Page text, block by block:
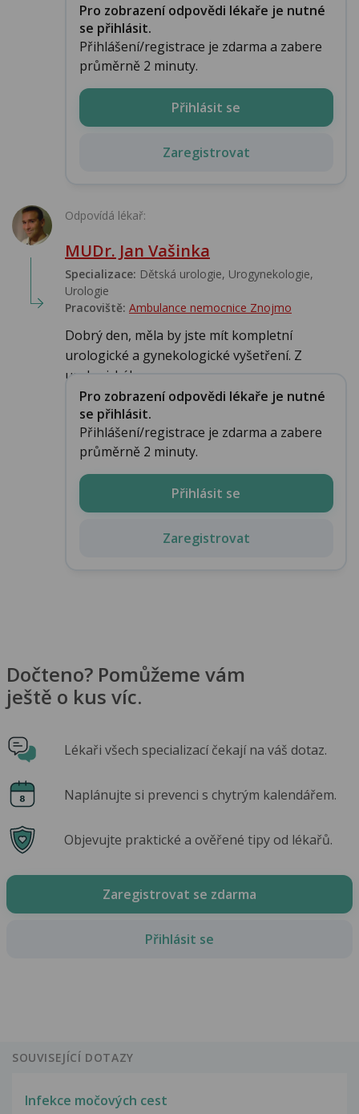
Pro zobrazení odpovědi lékaře je nutné
se přihlásit.
Přihlášení/registrace je zdarma a zabere
průměrně 2 minuty.
Přihlásit se
Zaregistrovat
Odpovídá lékař:
MUDr. Jan Vašinka
Specializace: Dětská urologie, Urogynekologie,
Urologie‎
Pracoviště: Ambulance nemocnice Znojmo
Dobrý den, měla by jste mít kompletní
urologické a gynekologické vyšetření. Z
urologického...
Pro zobrazení odpovědi lékaře je nutné
se přihlásit.
Přihlášení/registrace je zdarma a zabere
průměrně 2 minuty.
Přihlásit se
Zaregistrovat
Dočteno? Pomůžeme vám
ještě o kus víc.
Lékaři všech specializací čekají na váš dotaz.
Naplánujte si prevenci s chytrým kalendářem.
Objevujte praktické a ověřené tipy od lékařů.
Zaregistrovat se zdarma
Přihlásit se
SOUVISEJÍCÍ DOTAZY
Infekce močových cest